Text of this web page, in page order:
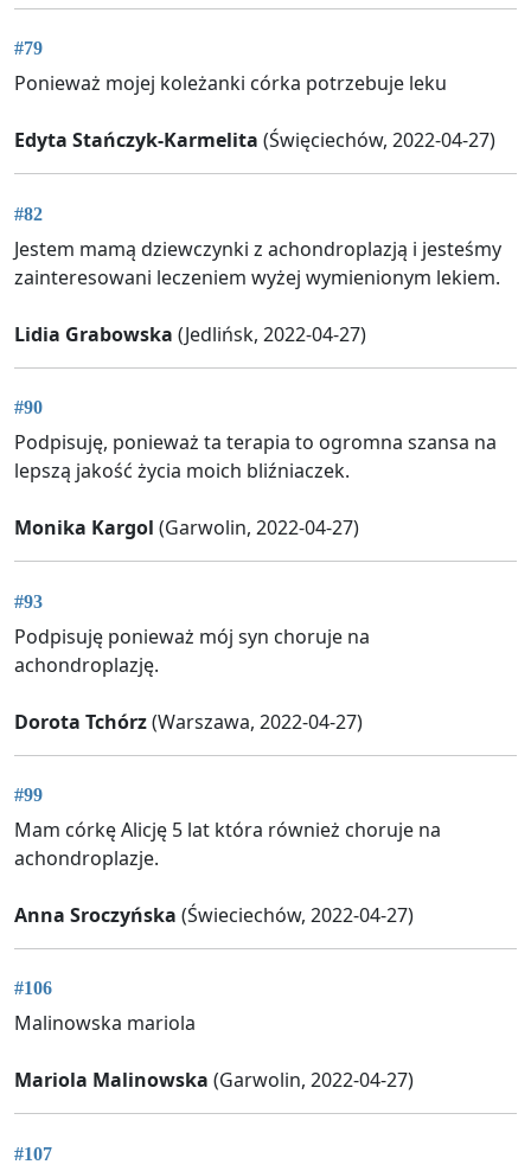
#79
Ponieważ mojej koleżanki córka potrzebuje leku
Edyta Stańczyk-Karmelita (Święciechów, 2022-04-27)
#82
Jestem mamą dziewczynki z achondroplazją i jesteśmy
zainteresowani leczeniem wyżej wymienionym lekiem.
Lidia Grabowska (Jedlińsk, 2022-04-27)
#90
Podpisuję, ponieważ ta terapia to ogromna szansa na
lepszą jakość życia moich bliźniaczek.
Monika Kargol (Garwolin, 2022-04-27)
#93
Podpisuję ponieważ mój syn choruje na
achondroplazję.
Dorota Tchórz(Warszawa, 2022-04-27)
#99
Mam córkę Alicję 5 lat która również choruje na
achondroplazje.
Anna Sroczyńska (Świeciechów, 2022-04-27)
#106
Malinowska mariola
Mariola Malinowska (Garwolin, 2022-04-27)
#107